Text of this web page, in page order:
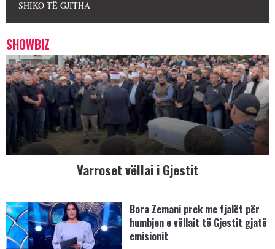
SHIKO TË GJITHA
SHOWBIZ
Varroset vëllai i Gjestit
Bora Zemani prek me fjalët për
humbjen e vëllait të Gjestit gjatë
emisionit